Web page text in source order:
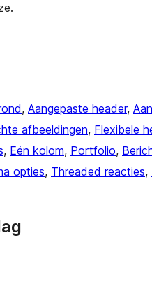
, Aangepaste header,
afbeeldingen, Flexibele
, Eén kolom, Portfolio,
opties, Threaded reacties,